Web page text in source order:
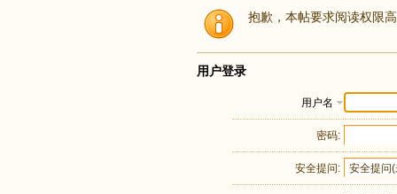
抱歉，本帖要求阅读权限
用户登录
用户名
密码:
安全提问: